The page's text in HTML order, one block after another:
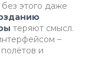
этого даже
теряют смысл.
–
и